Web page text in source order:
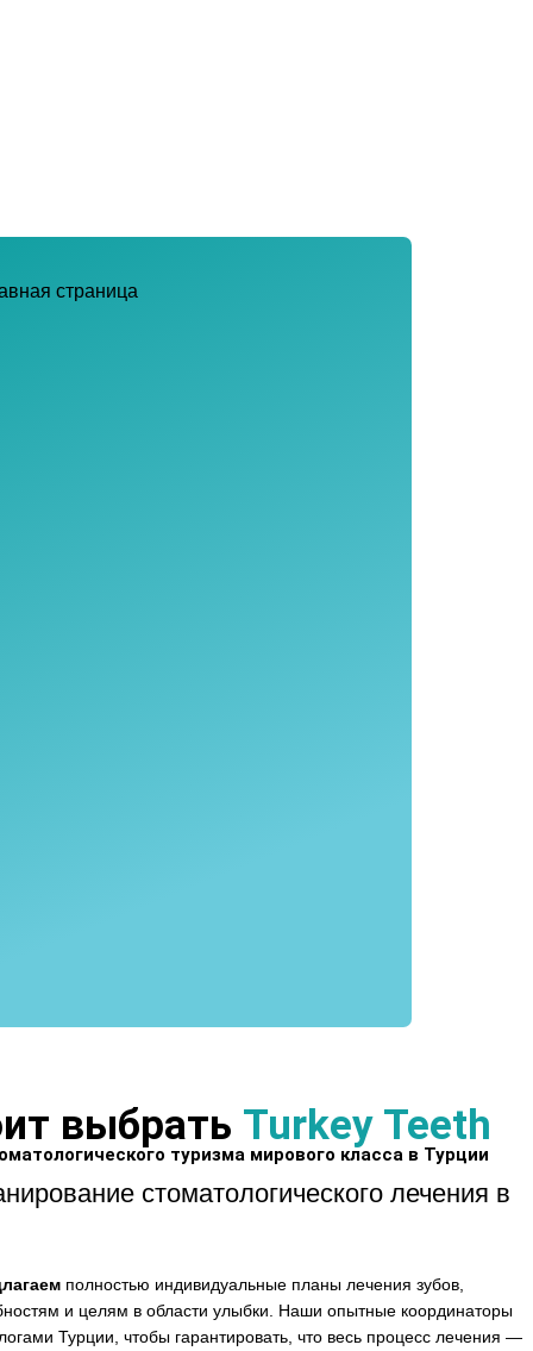
выбрать Turkey Teeth
туризма мирового класса в Турции
стоматологического лечения в
полностью индивидуальные планы лечения зубов,
и целям в области улыбки. Наши опытные координаторы
Турции, чтобы гарантировать, что весь процесс лечения —